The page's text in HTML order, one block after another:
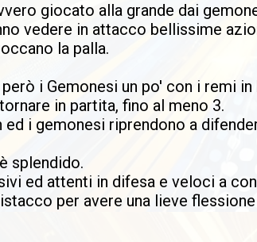
giocato alla grande dai
vedere in attacco bellissime
la palla.
i Gemonesi un po' con i remi
in partita, fino al meno 3.
i gemonesi riprendono a
splendido.
ed attenti in difesa e veloci a
per avere una lieve